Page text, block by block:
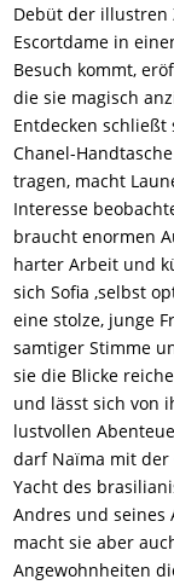
Debüt der illustren
Escortdame in
Besuch kommt,
die sie magisch
Entdecken schließt
Chanel-
tragen, macht
Interesse
braucht enormen
harter Arbeit und
sich Sofia ‚selbst
eine stolze, junge
samtiger Stimme
sie die Blicke
und lässt sich von
lustvollen
darf Naïma mit der
Yacht des
Andres und seines
macht sie aber
Angewohnheiten